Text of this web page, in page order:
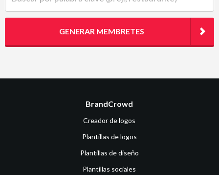
GENERAR MEMBRETES
BrandCrowd
Creador de logos
Plantillas de logos
Plantillas de diseño
Plantillas sociales